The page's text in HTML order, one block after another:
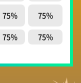
75％
75％
75％ 75％